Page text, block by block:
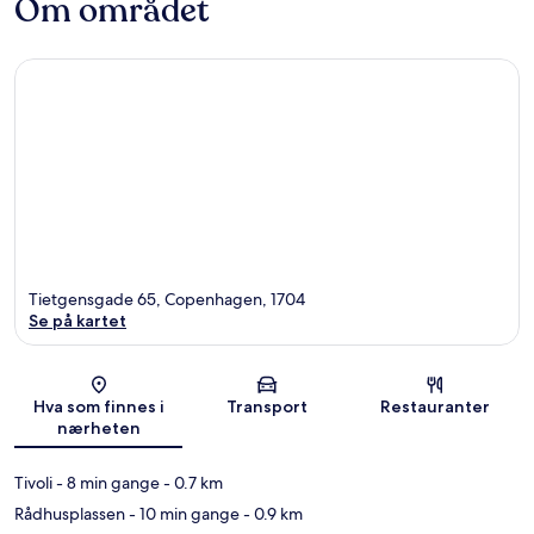
Om området
Kart
Tietgensgade 65, Copenhagen, 1704
Se på kartet
Hva som finnes i
nærheten
Transport Restauranter
Tivoli- 8 min gange- 0.7 km
Rådhusplassen- 10 min gange- 0.9 km